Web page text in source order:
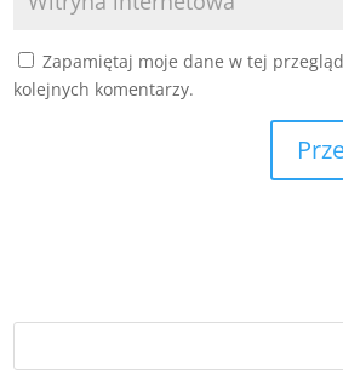
Zapamiętaj moje dane w tej
kolejnych komentarzy.